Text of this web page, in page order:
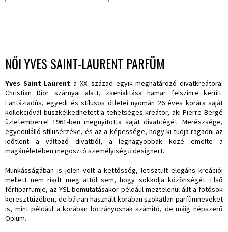
NŐI YVES SAINT-LAURENT PARFÜM
Yves Saint Laurent a XX. század egyik meghatározó divatkreátora.
Christian Dior szárnyai alatt, zsenialitása hamar felszínre került.
Fantáziadús, egyedi és stílusos ötletei nyomán 26 éves korára saját
kollekcióval büszkélkedhetett a tehetséges kreátor, aki Pierre Bergé
üzletemberrel 1961-ben megnyitotta saját divatcégét. Merészsége,
egyedülálló stílusérzéke, és az a képessége, hogy ki tudja ragadni az
időtlent a változó divatból, a legnagyobbak közé emelte a
magánéletében megosztó személyiségű designert.
Munkásságában is jelen volt a kettősség, letisztult elegáns kreációi
mellett nem riadt meg attól sem, hogy sokkolja közönségét. Első
férfiparfümje, az YSL bemutatásakor például meztelenül állt a fotósok
kereszttüzében, de bátran használt korában szokatlan parfümneveket
is, mint például a korában botrányosnak számító, de máig népszerű
Opium.